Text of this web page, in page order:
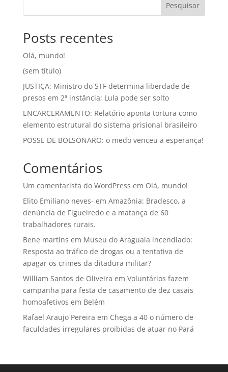
Pesquisar
Posts recentes
Olá, mundo!
(sem título)
JUSTIÇA: Ministro do STF determina liberdade de
presos em 2ª instância; Lula pode ser solto
ENCARCERAMENTO: Relatório aponta tortura como
elemento estrutural do sistema prisional brasileiro
POSSE DE BOLSONARO: o medo venceu a esperança!
Comentários
Um comentarista do WordPress em Olá, mundo!
Elito Emiliano neves- em Amazônia: Bradesco, a
denúncia de Figueiredo e a matança de 60
trabalhadores rurais.
Bene martins em Museu do Araguaia incendiado:
Resposta ao tráfico de drogas ou a tentativa de
apagar os crimes da ditadura militar?
William Santos de Oliveira em Voluntários fazem
campanha para festa de casamento de dez casais
homoafetivos em Belém
Rafael Araujo Pereira em Chega a 40 o número de
faculdades irregulares proibidas de atuar no Pará